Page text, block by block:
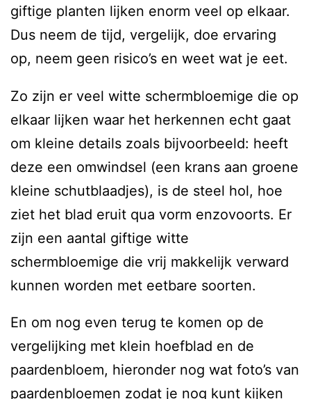
giftige planten lijken enorm veel op elkaar.
Dus neem de tijd, vergelijk, doe ervaring
op, neem geen risico’s en weet wat je eet.
Zo zijn er veel witte schermbloemige die op
elkaar lijken waar het herkennen echt gaat
om kleine details zoals bijvoorbeeld: heeft
deze een omwindsel (een krans aan groene
kleine schutblaadjes), is de steel hol, hoe
ziet het blad eruit qua vorm enzovoorts. Er
zijn een aantal giftige witte
schermbloemige die vrij makkelijk verward
kunnen worden met eetbare soorten.
En om nog even terug te komen op de
vergelijking met klein hoefblad en de
paardenbloem, hieronder nog wat foto’s van
paardenbloemen zodat je nog kunt kijken